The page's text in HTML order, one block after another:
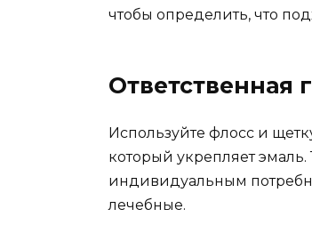
чтобы определить, что
Ответственная
Используйте флосс и
который укрепляет
индивидуальным
лечебные.